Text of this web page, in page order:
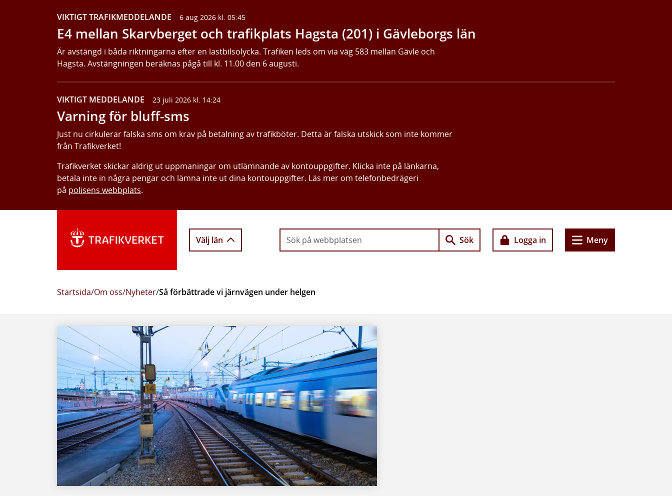
VIKTIGT TRAFIKMEDDELANDE 6 aug 2026 kl. 05:45
E4 mellan Skarvberget och trafikplats Hagsta (201) i Gävleborgs län
Är avstängd i båda riktningarna efter en lastbilsolycka. Trafiken leds om via väg 583 mellan Gävle och
Hagsta. Avstängningen beräknas pågå till kl. 11.00 den 6 augusti.
VIKTIGT MEDDELANDE 23 juli 2026 kl. 14:24
Varning för bluff-sms
Just nu cirkulerar falska sms om krav på betalning av trafikböter. Detta är falska utskick som inte kommer
från Trafikverket!
Trafikverket skickar aldrig ut uppmaningar om utlämnande av kontouppgifter. Klicka inte på länkarna,
betala inte in några pengar och lämna inte ut dina kontouppgifter. Läs mer om telefonbedrägeri
på polisens webbplats.
Välj län Sök Logga in Meny
Startsida/Om oss/Nyheter/Så förbättrade vi järnvägen under helgen